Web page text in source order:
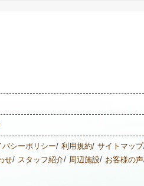
バシーポリシー 利用規約
サイトマップ
せ スタッフ紹介 周辺施設 お客様の声